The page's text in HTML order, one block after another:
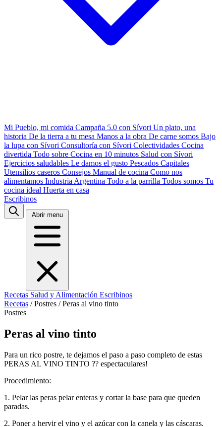
Mi Pueblo, mi comida Campaña 5.0 con Sívori Un plato, una
historia De la tierra a tu mesa Manos a la obra De carne somos Bajo
la lupa con Sívori Consultoría con Sívori Colectividades Cocina
divertida Todo sobre Cocina en 10 minutos Salud con Sívori
Ejercicios saludables Le damos el gusto Pescados Capitales
Utensilios caseros Consejos Manual de cocina Como nos
alimentamos Industria Argentina Todo a la parrilla Todos somos Tu
cocina ideal Huerta en casa
Escribinos
Abrir menu
Recetas Salud y Alimentación Escribinos
Recetas / Postres / Peras al vino tinto
Postres
Peras al vino tinto
Para un rico postre, te dejamos el paso a paso completo de estas
PERAS AL VINO TINTO ?? espectaculares!
Procedimiento:
1. Pelar las peras pelar enteras y cortar la base para que queden
paradas.
2. Poner a hervir el vino y el azúcar con la canela y las cáscaras.